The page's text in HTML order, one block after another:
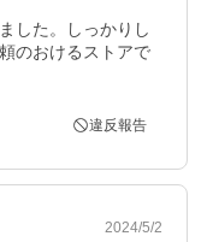
した。しっかりし
のおけるストアで
違反報告
2024/5/2